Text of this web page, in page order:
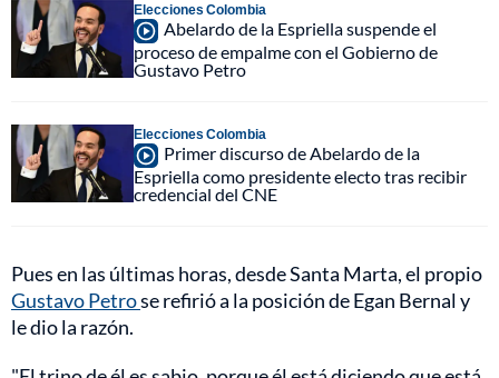
Elecciones Colombia
Abelardo de la Espriella suspende el
proceso de empalme con el Gobierno de
Gustavo Petro
Elecciones Colombia
Primer discurso de Abelardo de la
Espriella como presidente electo tras recibir
credencial del CNE
Pues en las últimas horas, desde Santa Marta, el propio
Gustavo Petrose refirió a la posición de Egan Bernal y
le dio la razón.